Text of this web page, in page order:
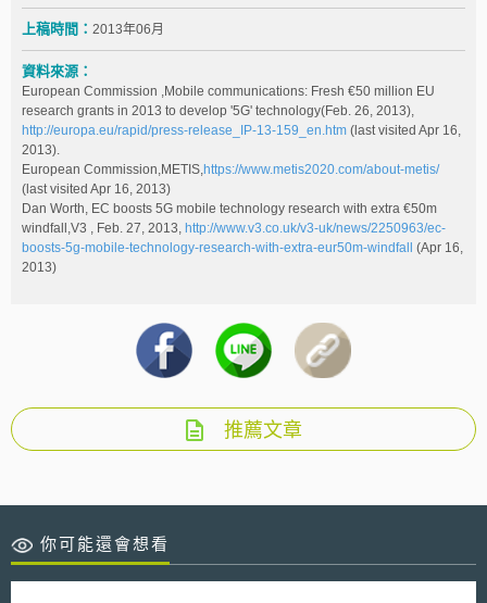
上稿時間： 2013年06月
資料來源：
European Commission ,Mobile communications: Fresh €50 million EU
research grants in 2013 to develop '5G' technology(Feb. 26, 2013),
http://europa.eu/rapid/press-release_IP-13-159_en.htm (last visited Apr 16,
2013).
European Commission,METIS,https://www.metis2020.com/about-metis/
(last visited Apr 16, 2013)
Dan Worth, EC boosts 5G mobile technology research with extra €50m
windfall,V3 , Feb. 27, 2013, http://www.v3.co.uk/v3-uk/news/2250963/ec-
boosts-5g-mobile-technology-research-with-extra-eur50m-windfall
(Apr 16,
2013)
推薦文章
你可能還會想看